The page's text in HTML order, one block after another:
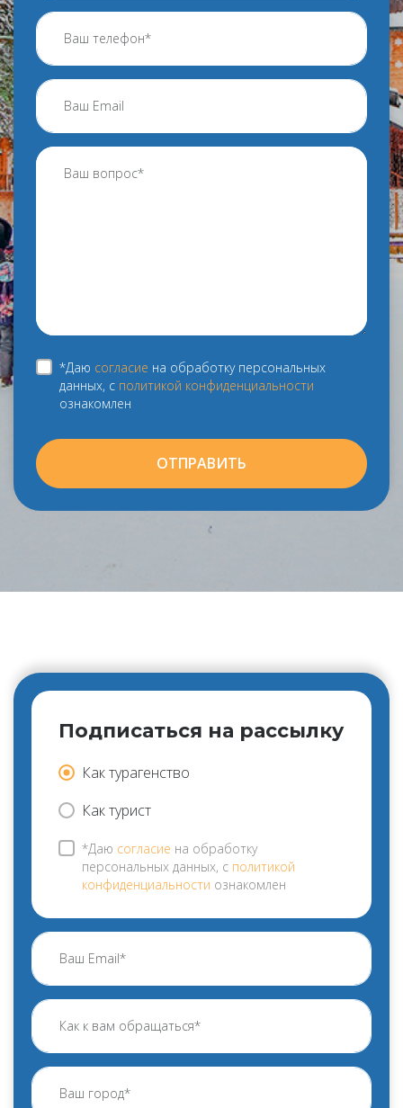
*Даю согласие на обработку персональных
данных, с политикой конфиденциальности
ознакомлен
ОТПРАВИТЬ
Подписаться на рассылку
Как турагенство
Как турист
*Даю согласие на обработку
персональных данных, с политикой
конфиденциальности ознакомлен